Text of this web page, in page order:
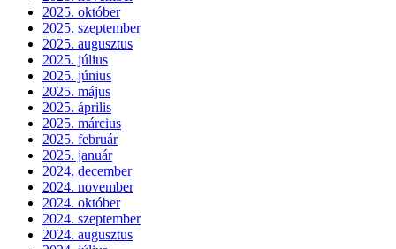
2025. október
2025. szeptember
2025. augusztus
2025. július
2025. június
2025. május
2025. április
2025. március
2025. február
2025. január
2024. december
2024. november
2024. október
2024. szeptember
2024. augusztus